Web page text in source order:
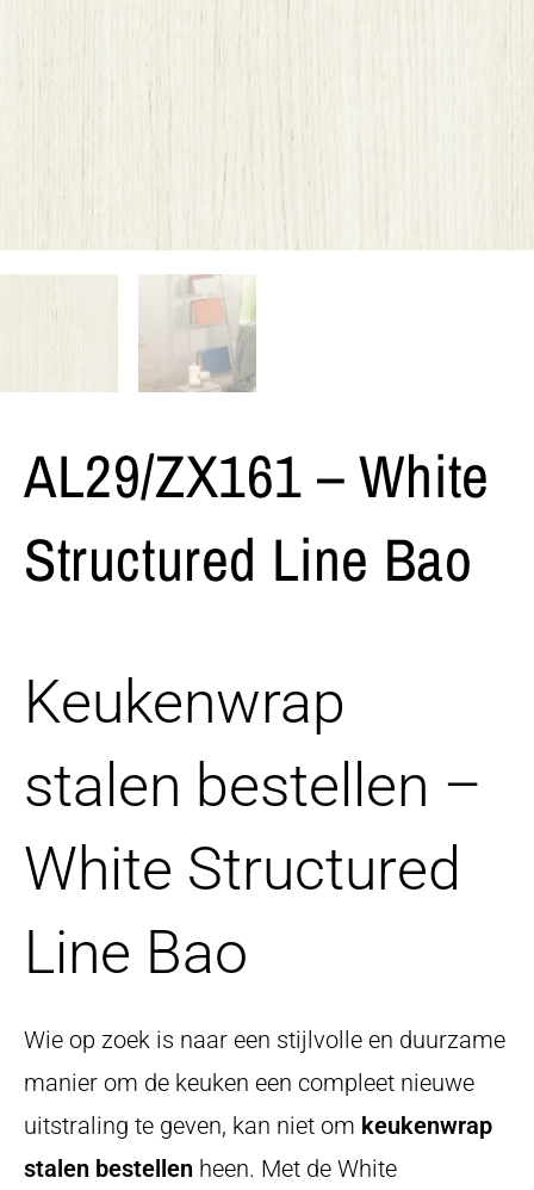
AL29/ZX161 – White
Structured Line Bao
Keukenwrap
stalen bestellen –
White Structured
Line Bao
Wie op zoek is naar een stijlvolle en duurzame
manier om de keuken een compleet nieuwe
uitstraling te geven, kan niet om keukenwrap
stalen bestellen heen. Met de White